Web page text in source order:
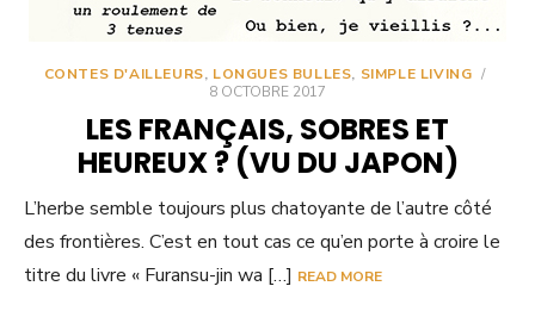
CONTES D'AILLEURS, LONGUES BULLES, SIMPLE LIVING /
8 OCTOBRE 2017
LES FRANÇAIS, SOBRES ET
HEUREUX ? (VU DU JAPON)
L’herbe semble toujours plus chatoyante de l’autre côté
des frontières. C’est en tout cas ce qu’en porte à croire le
titre du livre « Furansu-jin wa […] READ MORE